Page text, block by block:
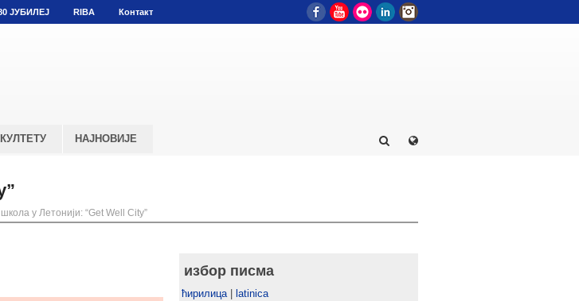
ЈУБИЛЕЈ RIBA Контакт FacebookYouTube
Flickr LinkedIn
НАЈНОВИЈЕ
у Летонији: “Get Well City”
избор писма
ћирилица| latinica